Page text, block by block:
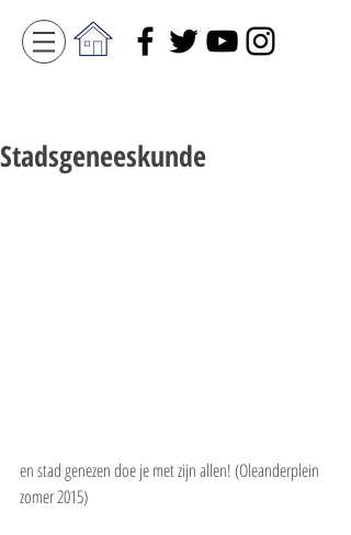
Stadsgeneeskunde
en stad genezen doe je met zijn allen! (Oleanderplein
zomer 2015)